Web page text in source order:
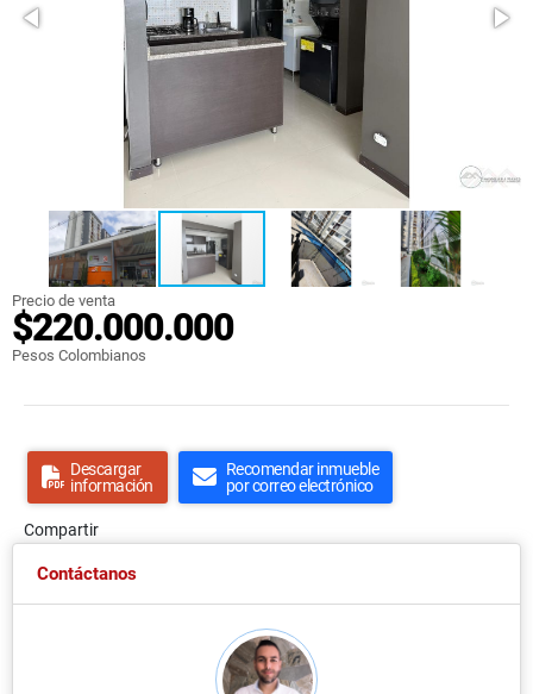
Precio de venta
$220.000.000
Pesos Colombianos
Descargar
información
Recomendar inmueble
por correo electrónico
Compartir
Contáctanos